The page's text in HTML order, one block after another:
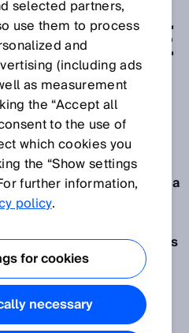
SICK ha dejado de ser
del sur de Alemania
internacional
¿Cómo mantiene
red global y unos puntos
influye la
en su cultura y sus
cultura empresarial la
selected partners,
use them to process
and
(including ads
as measurement
the “Accept all
to the use of
which cookies you
the “Show settings
further information,
policy.
for cookies
necessary